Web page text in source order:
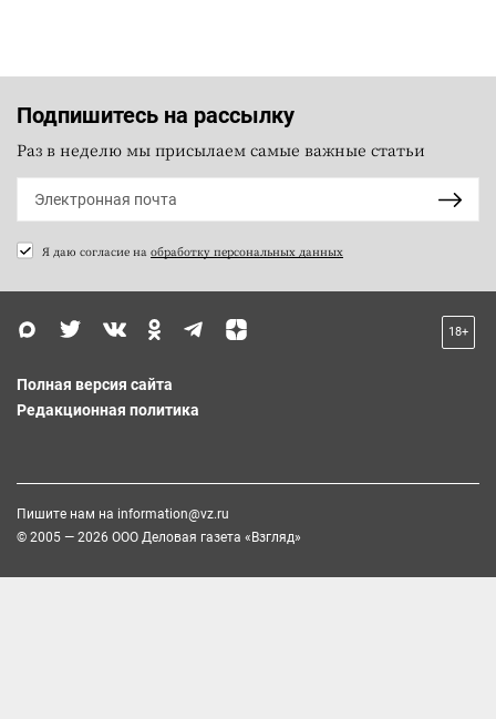
Подпишитесь на рассылку
Раз в неделю мы присылаем самые важные статьи
Я даю согласие на обработку персональных данных
18+
Полная версия сайта
Редакционная политика
Пишите нам на information@vz.ru
© 2005 — 2026 ООО Деловая газета «Взгляд»